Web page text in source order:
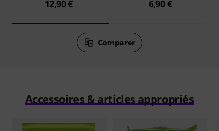
12,90 € 6,90 €
Comparer
Accessoires & articles appropriés